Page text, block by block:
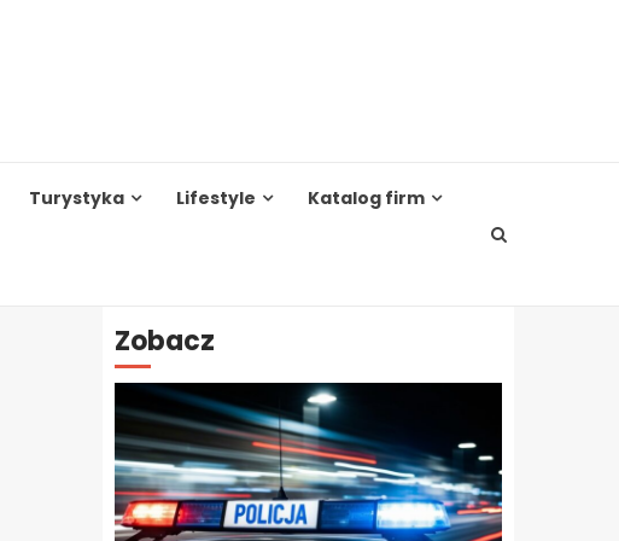
Turystyka Lifestyle Katalog firm
Zobacz